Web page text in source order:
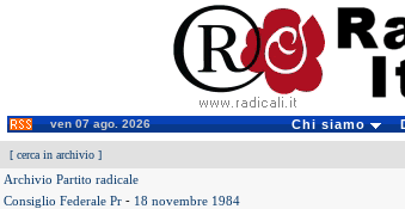
ven 07 ago. 2026 Chi siamo
[ cerca in archivio ]
Archivio Partito radicale
Consiglio Federale Pr - 18 novembre 1984